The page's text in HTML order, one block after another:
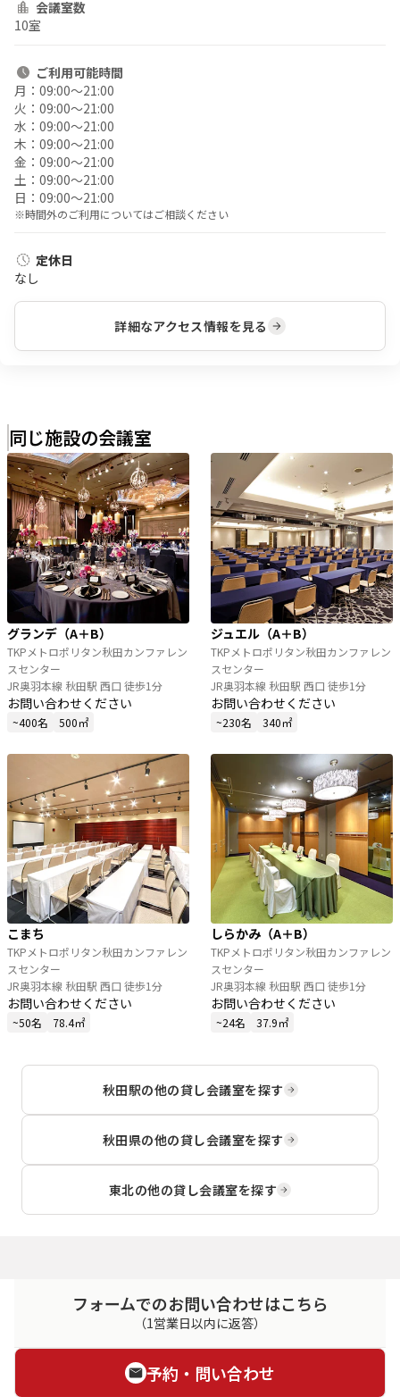
会議室数
10室
ご利用可能時間
月： 09:00〜21:00
火： 09:00〜21:00
水： 09:00〜21:00
木： 09:00〜21:00
金： 09:00〜21:00
土： 09:00〜21:00
日： 09:00〜21:00
※時間外のご利用についてはご相談ください
定休日
なし
詳細なアクセス情報を見る
同じ施設の会議室
グランデ（A＋B）
TKPメトロポリタン秋田カンファレン
スセンター
JR奥羽本線 秋田駅 西口 徒歩1分
お問い合わせください
~400名 500㎡
ジュエル（A＋B）
TKPメトロポリタン秋田カンファレン
スセンター
JR奥羽本線 秋田駅 西口 徒歩1分
お問い合わせください
~230名 340㎡
こまち
TKPメトロポリタン秋田カンファレン
スセンター
JR奥羽本線 秋田駅 西口 徒歩1分
お問い合わせください
~50名 78.4㎡
しらかみ（A＋B）
TKPメトロポリタン秋田カンファレン
スセンター
JR奥羽本線 秋田駅 西口 徒歩1分
お問い合わせください
~24名 37.9㎡
秋田駅の他の貸し会議室を探す
秋田県の他の貸し会議室を探す
東北の他の貸し会議室を探す
フォームでのお問い合わせはこちら
（1営業日以内に返答）
予約・問い合わせ